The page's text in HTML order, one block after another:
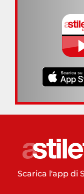
Scarica l'app di